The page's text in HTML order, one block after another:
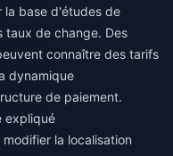
la base d'études de
taux de change. Des
connaître des tarifs
dynamique
de paiement.
expliqué
la localisation